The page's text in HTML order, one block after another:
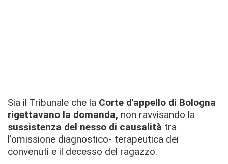
Sia il Tribunale che la Corte d'appello di Bologna
rigettavano la domanda, non ravvisando la
sussistenza del nesso di causalità tra
l'omissione diagnostico- terapeutica dei
convenuti e il decesso del ragazzo.